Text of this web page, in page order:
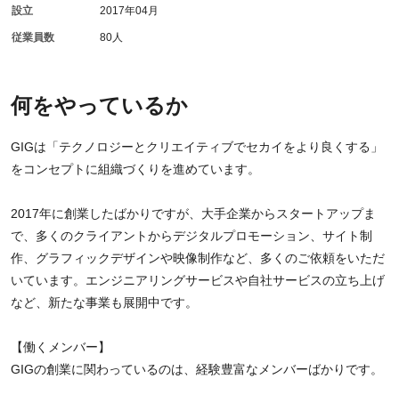
何をやっているか
GIGは「テクノロジーとクリエイティブでセカイをより良くする」
をコンセプトに組織づくりを進めています。
2017年に創業したばかりですが、大手企業からスタートアップま
で、多くのクライアントからデジタルプロモーション、サイト制
作、グラフィックデザインや映像制作など、多くのご依頼をいただ
いています。エンジニアリングサービスや自社サービスの立ち上げ
など、新たな事業も展開中です。
【働くメンバー】
GIGの創業に関わっているのは、経験豊富なメンバーばかりです。
設立 2017年04月
従業員数 80人